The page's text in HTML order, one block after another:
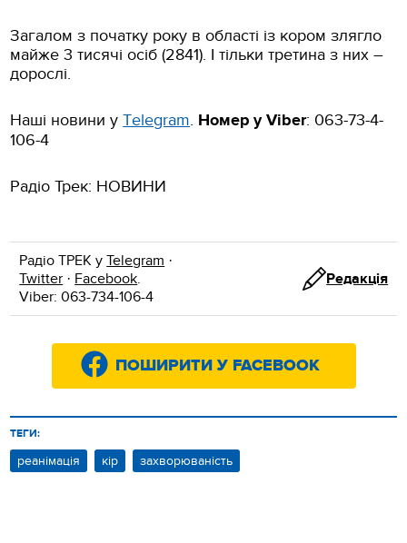
Загалом з початку року в області із кором злягло
майже 3 тисячі осіб (2841). І тільки третина з них –
дорослі.
Наші новини уТelegram. Номер у Viber: 063-73-4-
106-4
Радіо Трек: НОВИНИ
Радіо ТРЕК уTelegram ·
Twitter · Facebook.
Viber: 063-734-106-4
Редакція
ПОШИРИТИ У FACEBOOK
ТЕГИ:
реанімація кір захворюваність